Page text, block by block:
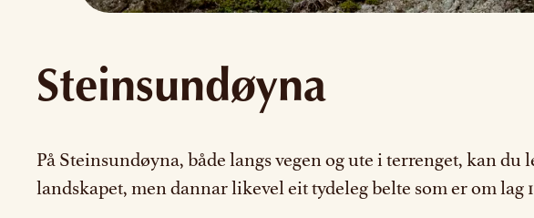
Steinsundøyna
På Steinsundøyna, både langs vegen og ute i terrenget, kan
landskapet, men dannar likevel eit tydeleg belte som er om lag